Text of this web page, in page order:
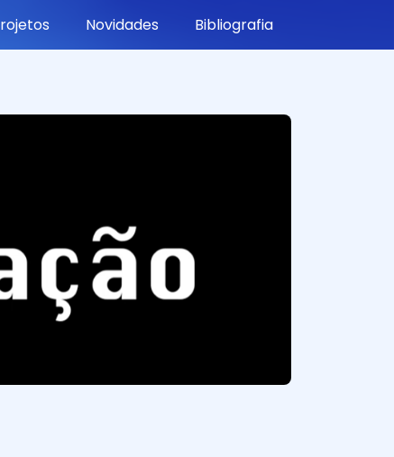
Novidades Bibliografia